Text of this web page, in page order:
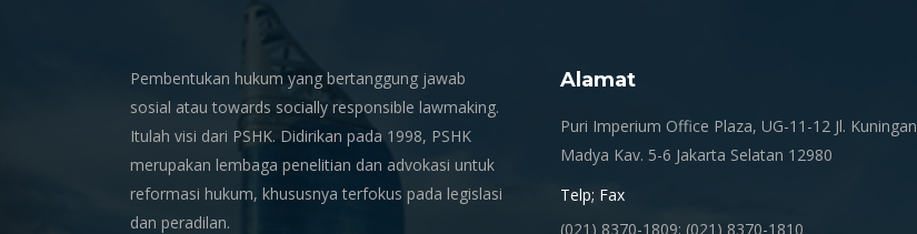
Pembentukan hukum yang bertanggung jawab
sosial atau towards socially responsible lawmaking.
Itulah visi dari PSHK. Didirikan pada 1998, PSHK
merupakan lembaga penelitian dan advokasi untuk
reformasi hukum, khususnya terfokus pada legislasi
dan peradilan.
Alamat
Puri Imperium Office Plaza, UG-11-12 Jl. Kuningan
Madya Kav. 5-6 Jakarta Selatan 12980
Telp; Fax
(021) 8370-1809; (021) 8370-1810